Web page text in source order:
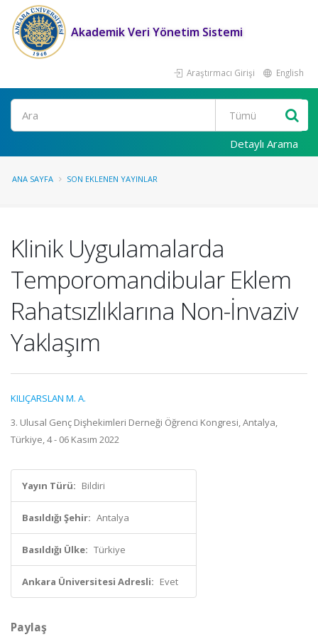
Akademik Veri Yönetim Sistemi
Araştırmacı Girişi English
Ara
Detaylı Arama
ANA SAYFA SON EKLENEN YAYINLAR
Klinik Uygulamalarda
Temporomandibular Eklem
Rahatsızlıklarına Non-İnvaziv
Yaklaşım
KILIÇARSLAN M. A.
3. Ulusal Genç Dişhekimleri Derneği Öğrenci Kongresi, Antalya,
Türkiye, 4 - 06 Kasım 2022
Yayın Türü: Bildiri
Basıldığı Şehir: Antalya
Basıldığı Ülke: Türkiye
Ankara Üniversitesi Adresli: Evet
Paylaş